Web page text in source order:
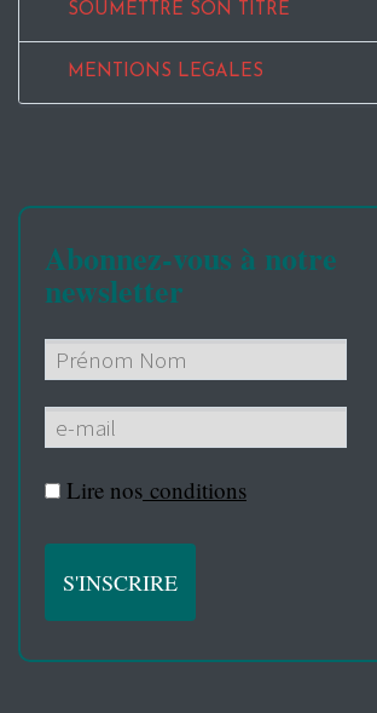
SOUMETTRE SON TITRE
MENTIONS LEGALES
Abonnez-vous à notre
newsletter
Lire nos conditions